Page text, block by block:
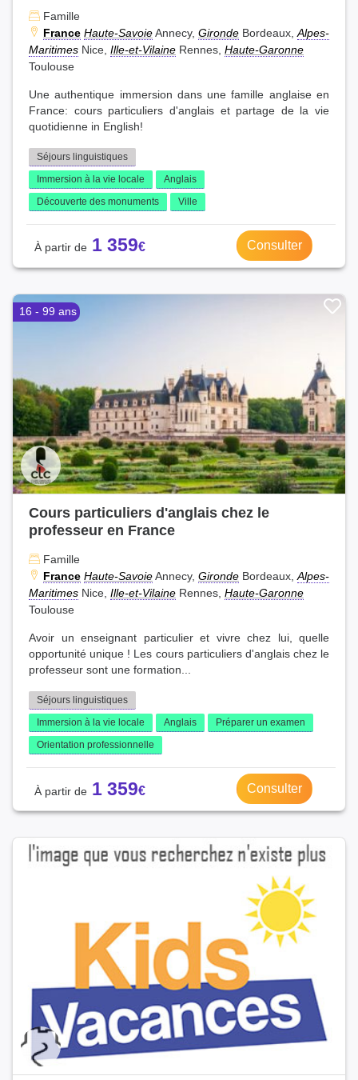
Famille
France Haute-SavoieAnnecy, Gironde Bordeaux, Alpes-
Maritimes Nice, Ille-et-Vilaine Rennes, Haute-Garonne
Toulouse
Une authentique immersion dans une famille anglaise en
France: cours particuliers d'anglais et partage de la vie
quotidienne in English!
Séjours linguistiques
Immersion à la vie locale
Anglais
Découverte des monuments
Ville
1 359 Consulter
16 - 99 ans
Cours particuliers d'anglais chez le
professeur en France
Famille
France Haute-SavoieAnnecy, Gironde Bordeaux, Alpes-
Maritimes Nice, Ille-et-Vilaine Rennes, Haute-Garonne
Toulouse
Avoir un enseignant particulier et vivre chez lui, quelle
opportunité unique ! Les cours particuliers d'anglais chez le
professeur sont une formation...
Séjours linguistiques
Immersion à la vie locale
Anglais
Préparer un examen
Orientation professionnelle
1 359 Consulter